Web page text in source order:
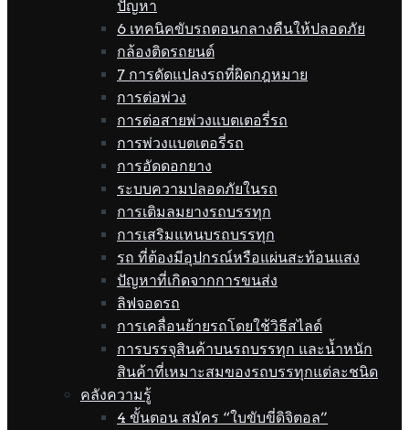
ปัญหา
6 เทคนิคขับรถตอนกลางคืนให้ปลอดภัย
กล้องติดรถยนต์
7 การดัดแปลงรถที่ผิดกฎหมาย
การต่อพ่วง
การต่อสายพ่วงแบตเตอรี่รถ
การพ่วงแบตเตอรี่รถ
การอัดดอกยาง
ระบบความปลอดภัยในรถ
การเติมลมยางรถบรรทุก
การเสริมแหนบรถบรรทุก
รถ ที่ต้องมีอุปกรณ์หรือแผ่นสะท้อนแสง
ปัญหาที่เกิดจากการขนส่ง
ลิฟจอดรถ
การเคลื่อนย้ายรถโดยใช้วิธีสไลด์
การบรรจุสินค้าบนรถบรรทุก และน้ำหนัก
สินค้าที่เหมาะสมของรถบรรทุกแต่ละชนิด
คลังความรู้
4 ขั้นตอน สมัคร “ใบขับขี่ดิจิตอล”